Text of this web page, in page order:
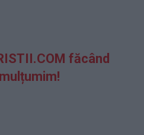
făcând